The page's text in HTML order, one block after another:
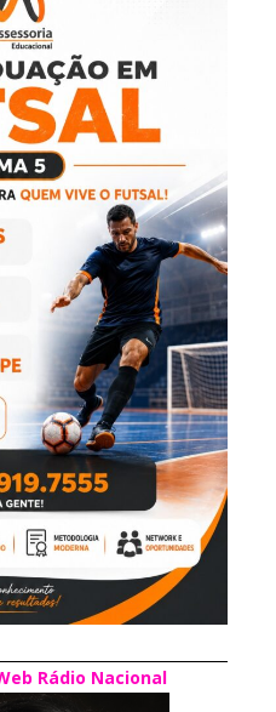
Rádio Nacional